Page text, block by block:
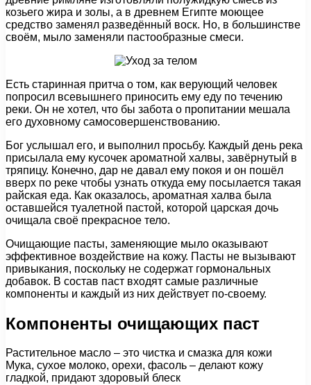
козьего жира и золы, а в древнем Египте моющее
средство заменял разведённый воск. Но, в большинстве
своём, мыло заменяли пастообразные смеси.
Есть старинная притча о том, как верующий человек
попросил всевышнего приносить ему еду по течению
реки. Он не хотел, что бы забота о пропитании мешала
его духовному самосовершенствованию.
Бог услышал его, и выполнил просьбу. Каждый день река
присылала ему кусочек ароматной халвы, завёрнутый в
тряпицу. Конечно, дар не давал ему покоя и он пошёл
вверх по реке чтобы узнать откуда ему посылается такая
райская еда. Как оказалось, ароматная халва была
оставшейся туалетной пастой, которой царская дочь
очищала своё прекрасное тело.
Очищающие пасты, заменяющие мыло оказывают
эффективное воздействие на кожу. Пасты не вызывают
привыкания, поскольку не содержат гормональных
добавок. В состав паст входят самые различные
компоненты и каждый из них действует по-своему.
Компоненты очищающих паст
Растительное масло – это чистка и смазка для кожи
Мука, сухое молоко, орехи, фасоль – делают кожу
гладкой, придают здоровый блеск